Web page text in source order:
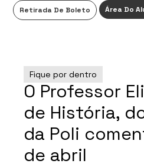
Retirada De Boleto Área Do
Fique por dentro
O Professor
de História,
da Poli
de abril